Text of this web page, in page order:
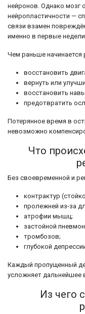
нейронов. Однако мозг
нейропластичности —
связи взамен
именно в первые
Чем раньше
восстановить
вернуть или
восстановить
предотвратить
Потерянное время в
невозможно
Что
Без своевременной и
контрактур
пролежней из-за
атрофии мышц;
застойной
тромбозов;
глубокой
Каждый пропущенный
усложняет дальнейшее
Из чего